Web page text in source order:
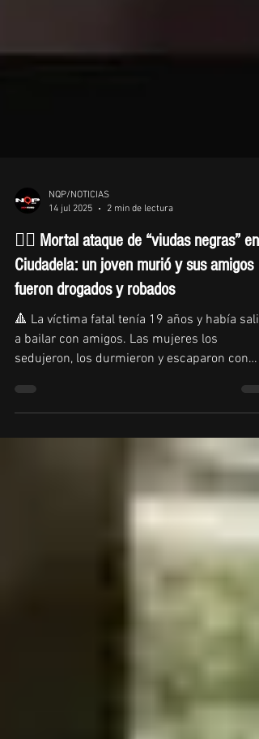
NQP/NOTICIAS
14 jul 2025
2 min de lectura
🕵️‍♀️ Mortal ataque de “viudas negras” en
Ciudadela: un joven murió y sus amigos
fueron drogados y robados
🔺 La víctima fatal tenía 19 años y había
sedujeron, los durmieron y escaparon con
celulares...